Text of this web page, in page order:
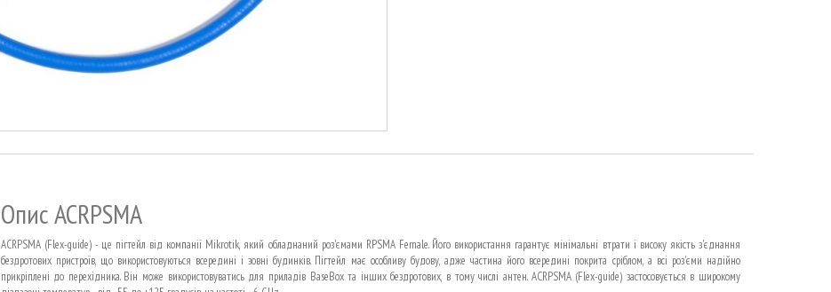
Опис ACRPSMA
ACRPSMA (Flex-guide) - це пігтейл від компанії Mikrotik, який обладнаний роз'ємами RPSMA Female. Його використання гарантує мінімальні втрати і високу якість з'єднання
бездротових пристроїв, що використовуються всередині і зовні будинків. Пігтейл має особливу будову, адже частина його всередині покрита сріблом, а всі роз'єми надійно
прикріплені до перехідника. Він може використовуватись для приладів BaseBox та інших бездротових, в тому числі антен. ACRPSMA (Flex-guide) застосовується в широкому